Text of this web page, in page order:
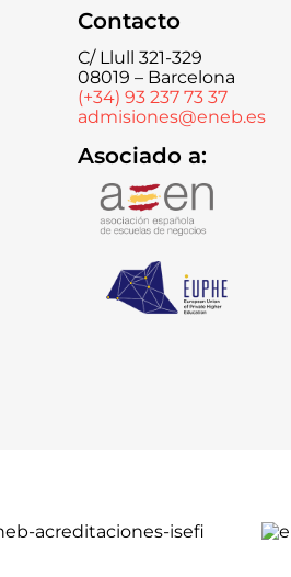
Contacto
C/ Llull 321-329
08019 – Barcelona
(+34) 93 237 73 37
admisiones@eneb.es
Asociado a: